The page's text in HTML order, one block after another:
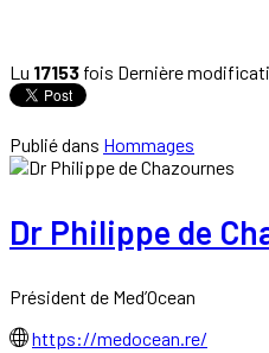
Lu 17153 fois Dernière
Publié dans Hommages
Dr Philippe de
Président de Med’Ocean
https://medocean.re/